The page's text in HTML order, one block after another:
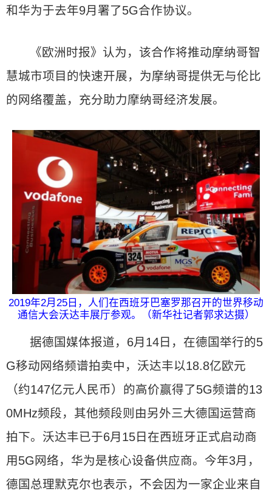
和华为于去年9月署了5G合作协议。
《欧洲时报》认为，该合作将推动摩纳哥智
慧城市项目的快速开展，为摩纳哥提供无与伦比
的网络覆盖，充分助力摩纳哥经济发展。
2019年2月25日，人们在西班牙巴塞罗那召开的世界移动
通信大会沃达丰展厅参观。（新华社记者郭求达摄）
据德国媒体报道，6月14日，在德国举行的5
G移动网络频谱拍卖中，沃达丰以18.8亿欧元
（约147亿元人民币）的高价赢得了5G频谱的13
0MHz频段，其他频段则由另外三大德国运营商
拍下。沃达丰已于6月15日在西班牙正式启动商
用5G网络，华为是核心设备供应商。今年3月，
德国总理默克尔也表示，不会因为一家企业来自